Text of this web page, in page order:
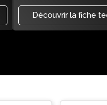
Découvrir la fiche